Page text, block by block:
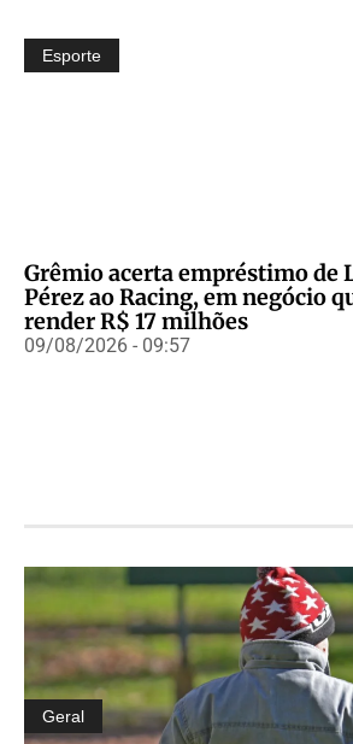
Esporte
Grêmio acerta empréstimo de
Pérez ao Racing, em negócio
render R$ 17 milhões
09/08/2026 - 09:57
Geral